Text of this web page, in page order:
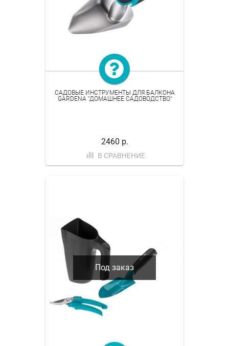
САДОВЫЕ ИНСТРУМЕНТЫ ДЛЯ БАЛКОНА
GARDENA "ДОМАШНЕЕ САДОВОДСТВО"
2460 р.
В СРАВНЕНИЕ
Под заказ